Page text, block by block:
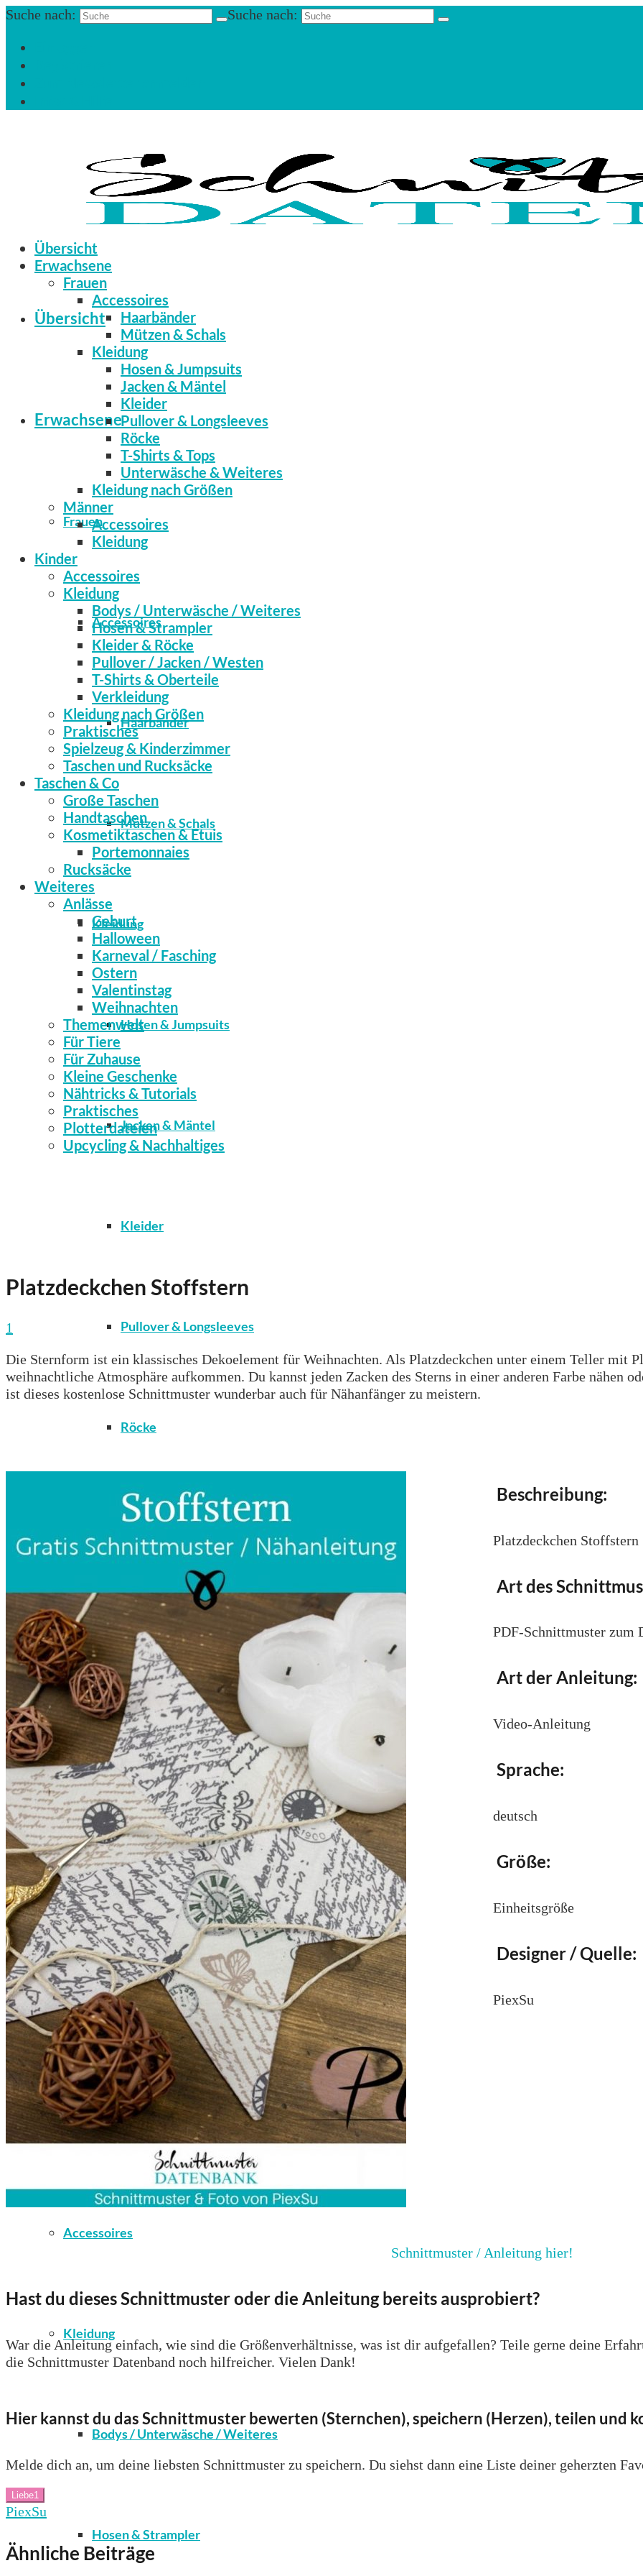
Suche nach: Suche nach:
Übersicht
Erwachsene
Frauen
Accessoires
Haarbänder
Mützen & Schals
Kleidung
Hosen & Jumpsuits
Jacken & Mäntel
Kleider
Pullover & Longsleeves
Röcke
T-Shirts & Tops
Unterwäsche & Weiteres
Kleidung nach Größen
Männer
Accessoires
Kleidung
Kinder
Accessoires
Kleidung
Bodys / Unterwäsche / Weiteres
Hosen & Strampler
Übersicht
Erwachsene
Frauen
Accessoires
Haarbänder
Mützen & Schals
Kleidung
Hosen & Jumpsuits
Jacken & Mäntel
Kleider
Pullover & Longsleeves
Röcke
T-Shirts & Tops
Unterwäsche & Weiteres
Kleidung nach Größen
Männer
Accessoires
Kleidung
Kinder
Accessoires
Kleidung
Bodys / Unterwäsche / Weiteres
Hosen & Strampler
Kleider & Röcke
Pullover / Jacken / Westen
T-Shirts & Oberteile
Verkleidung
Kleidung nach Größen
Praktisches
Spielzeug & Kinderzimmer
Taschen und Rucksäcke
Taschen & Co
Große Taschen
Handtaschen
Kosmetiktaschen & Etuis
Portemonnaies
Rucksäcke
Weiteres
Anlässe
Geburt
Halloween
Karneval / Fasching
Ostern
Valentinstag
Weihnachten
Themenwelt
Für Tiere
Für Zuhause
Kleine Geschenke
Nähtricks & Tutorials
Praktisches
Plotterdateien
Upcycling & Nachhaltiges
Platzdeckchen Stoffstern
1
Die Sternform ist ein klassisches Dekoelement für Weihnachten. Als Platzdeckchen unter einem Teller mit
weihnachtliche Atmosphäre aufkommen. Du kannst jeden Zacken des Sterns in einer anderen Farbe nähen
ist dieses kostenlose Schnittmuster wunderbar auch für Nähanfänger zu meistern.
Beschreibung:
Platzdeckchen Stoffstern
Art des
PDF-Schnittmuster zum
Art der Anleitung:
Video-Anleitung
Sprache:
deutsch
Größe:
Einheitsgröße
Designer / Quelle:
PiexSu
Schnittmuster / Anleitung hier!
Hast du dieses Schnittmuster oder die Anleitung bereits ausprobiert?
War die Anleitung einfach, wie sind die Größenverhältnisse, was ist dir aufgefallen? Teile gerne deine
die Schnittmuster Datenband noch hilfreicher. Vielen Dank!
Hier kannst du das Schnittmuster bewerten (Sternchen), speichern (Herzen), teilen und
Melde dich an, um deine liebsten Schnittmuster zu speichern. Du siehst dann eine Liste deiner geherzten
Liebe1
PiexSu
Ähnliche Beiträge